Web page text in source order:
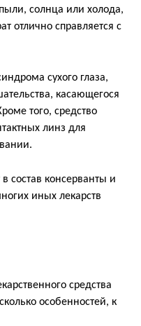
солнца или холода,
отлично справляется с
сухого глаза,
касающегося
того, средство
линз для
состав консерванты и
иных лекарств
средства
особенностей, к